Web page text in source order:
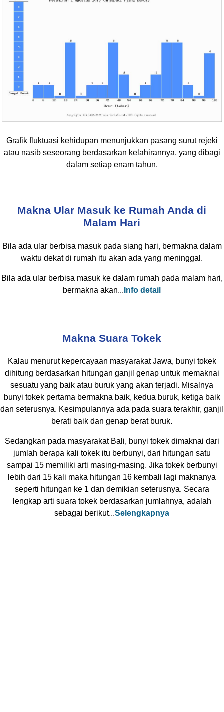
Grafik fluktuasi kehidupan menunjukkan pasang surut rejeki
atau nasib seseorang berdasarkan kelahirannya, yang dibagi
dalam setiap enam tahun.
Makna Ular Masuk ke Rumah Anda di
Malam Hari
Bila ada ular berbisa masuk pada siang hari, bermakna dalam
waktu dekat di rumah itu akan ada yang meninggal.
Bila ada ular berbisa masuk ke dalam rumah pada malam hari,
bermakna akan... Info detail
Makna Suara Tokek
Kalau menurut kepercayaan masyarakat Jawa, bunyi tokek
dihitung berdasarkan hitungan ganjil genap untuk memaknai
sesuatu yang baik atau buruk yang akan terjadi. Misalnya
bunyi tokek pertama bermakna baik, kedua buruk, ketiga baik
dan seterusnya. Kesimpulannya ada pada suara terakhir, ganjil
berati baik dan genap berat buruk.
Sedangkan pada masyarakat Bali, bunyi tokek dimaknai dari
jumlah berapa kali tokek itu berbunyi, dari hitungan satu
sampai 15 memiliki arti masing-masing. Jika tokek berbunyi
lebih dari 15 kali maka hitungan 16 kembali lagi maknanya
seperti hitungan ke 1 dan demikian seterusnya. Secara
lengkap arti suara tokek berdasarkan jumlahnya, adalah
sebagai berikut...Selengkapnya